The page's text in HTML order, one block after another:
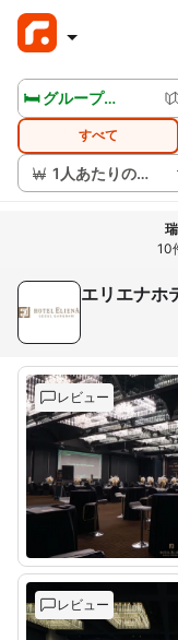
🛏️ グループルームを見る
すべて
1人あたりの価格
10
エリエナホ
レビュー
レビュー